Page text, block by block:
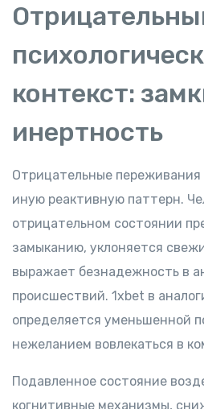
контекст:
инертность
Отрицательные
иную реактивную паттерн.
отрицательном состоянии
замыканию, уклоняется
выражает безнадежность в
происшествий. 1xbet в
определяется уменьшенной
нежеланием вовлекаться в
Подавленное состояние
когнитивные механизмы,